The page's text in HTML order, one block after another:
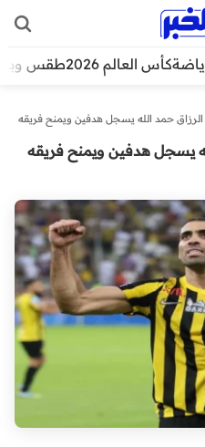
كأس العالم 2026 طقس
الرزاق حمد الله يسجل هدفين ويمنح فريقه
يسجل هدفين ويمنح فريقه